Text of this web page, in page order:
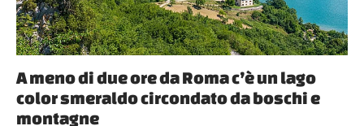
A meno di due ore da Roma c’è un lago
color smeraldo circondato da boschi e
montagne